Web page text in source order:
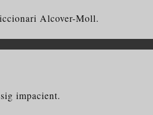
Alcover-Moll.
impacient.